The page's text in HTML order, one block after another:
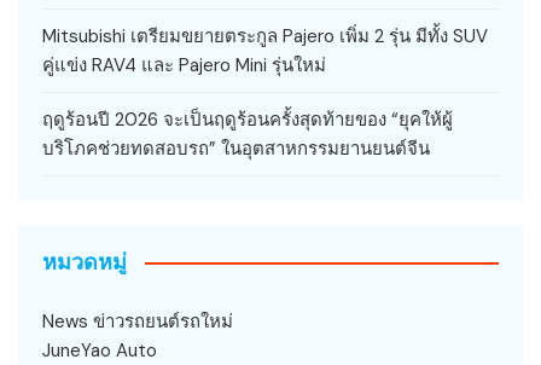
Mitsubishi เตรียมขยายตระกูล Pajero เพิ่ม 2 รุ่น มีทั้ง SUV
คู่แข่ง RAV4 และ Pajero Mini รุ่นใหม่
ฤดูร้อนปี 2026 จะเป็นฤดูร้อนครั้งสุดท้ายของ “ยุคให้ผู้
บริโภคช่วยทดสอบรถ” ในอุตสาหกรรมยานยนต์จีน
หมวดหมู่
News ข่าวรถยนต์รถใหม่
JuneYao Auto